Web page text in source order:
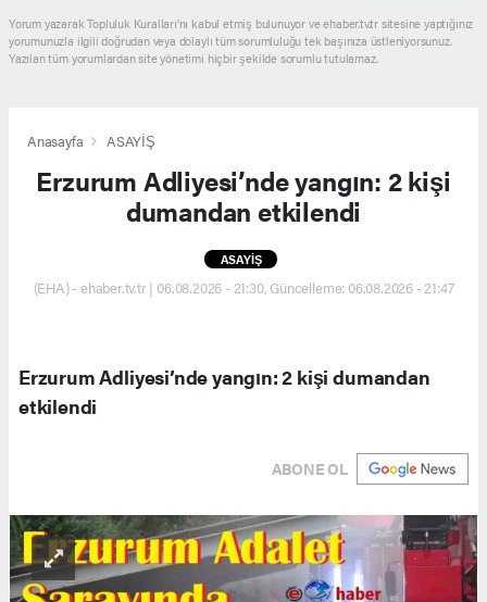
Yorum yazarak Topluluk Kuralları’nı kabul etmiş bulunuyor ve ehaber.tv.tr sitesine yaptığınız
yorumunuzla ilgili doğrudan veya dolaylı tüm sorumluluğu tek başınıza üstleniyorsunuz.
Yazılan tüm yorumlardan site yönetimi hiçbir şekilde sorumlu tutulamaz.
Anasayfa ASAYİŞ
Erzurum Adliyesi’nde yangın: 2 kişi
dumandan etkilendi
ASAYİŞ
(EHA) - ehaber.tv.tr | 06.08.2026 - 21:30, Güncelleme: 06.08.2026 - 21:47
Erzurum Adliyesi’nde yangın: 2 kişi dumandan
etkilendi
ABONE OL